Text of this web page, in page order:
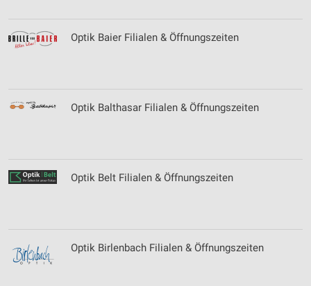
Optik Baier Filialen & Öffnungszeiten
Optik Balthasar Filialen & Öffnungszeiten
Optik Belt Filialen & Öffnungszeiten
Optik Birlenbach Filialen & Öffnungszeiten